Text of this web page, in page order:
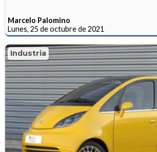
Marcelo Palomino
Lunes, 25 de octubre de 2021
Industria